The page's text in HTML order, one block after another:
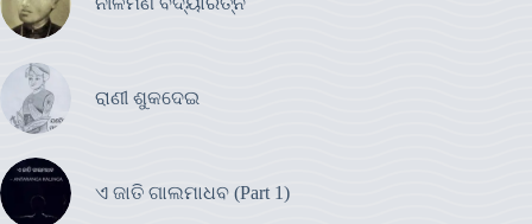
ରାଣୀ ଶୁକଦେଇ
ଏ ଜାତି ଗାଲମାଧବ (Part 1)